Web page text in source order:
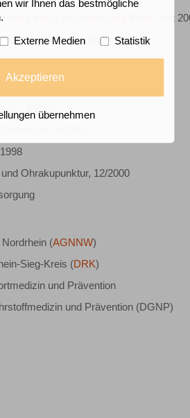
Kreuz im Rhein-Sieg-Kreis
, seit
Sankt Augustin, seit 2005
11/2001
4/2006
4/1994
5/1998
Ohrakupunktur, 12/2000
(AGNNW)
Sieg-Kreis (DRK)
und Prävention
und Prävention (DGNP)
wir Ihnen das bestmögliche
Externe Medien Statistik
Akzeptieren
übernehmen